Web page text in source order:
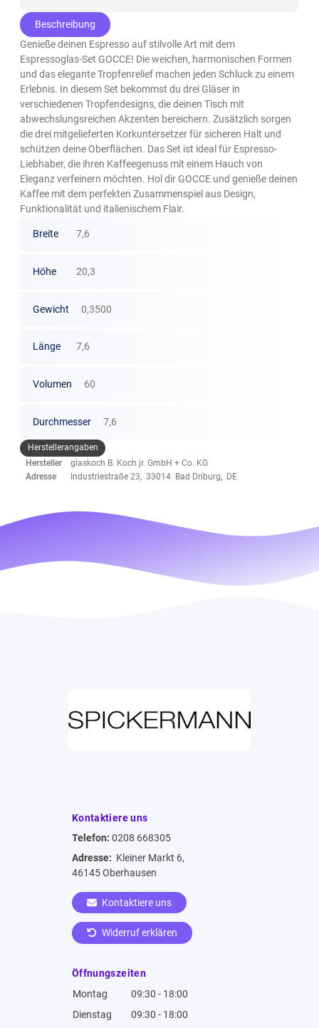
Beschreibung
Genieße deinen Espresso auf stilvolle Art mit dem
Espressoglas-Set GOCCE! Die weichen, harmonischen Formen
und das elegante Tropfenrelief machen jeden Schluck zu einem
Erlebnis. In diesem Set bekommst du drei Gläser in
verschiedenen Tropfendesigns, die deinen Tisch mit
abwechslungsreichen Akzenten bereichern. Zusätzlich sorgen
die drei mitgelieferten Korkuntersetzer für sicheren Halt und
schützen deine Oberflächen. Das Set ist ideal für Espresso-
Liebhaber, die ihren Kaffeegenuss mit einem Hauch von
Eleganz verfeinern möchten. Hol dir GOCCE und genieße deinen
Kaffee mit dem perfekten Zusammenspiel aus Design,
Funktionalität und italienischem Flair.
Breite 7,6
Höhe 20,3
Gewicht 0,3500
Länge 7,6
Volumen 60
Durchmesser 7,6
Herstellerangaben
Hersteller
glaskoch B. Koch jr. GmbH + Co. KG
Adresse
Industriestraße 23, 33014 Bad Driburg, DE
Kontaktiere uns
Telefon: 0208 668305
Adresse: Kleiner Markt 6,
46145 Oberhausen
Kontaktiere uns
Widerruf erklären
Öffnungszeiten
Montag
09:30 - 18:00
Dienstag
09:30 - 18:00